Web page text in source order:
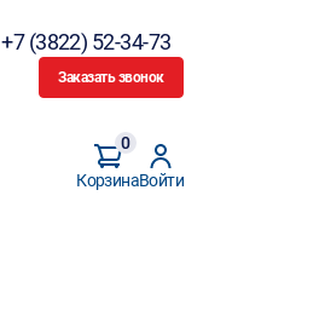
+7 (3822) 52-34-73
Заказать звонок
Корзина
0
Войти